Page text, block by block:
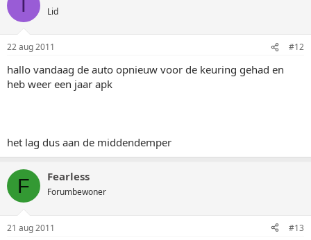
T Lid
22 aug 2011 #12
hallo vandaag de auto opnieuw voor de keuring gehad en
heb weer een jaar apk
het lag dus aan de middendemper
F Fearless
Forumbewoner
21 aug 2011 #13